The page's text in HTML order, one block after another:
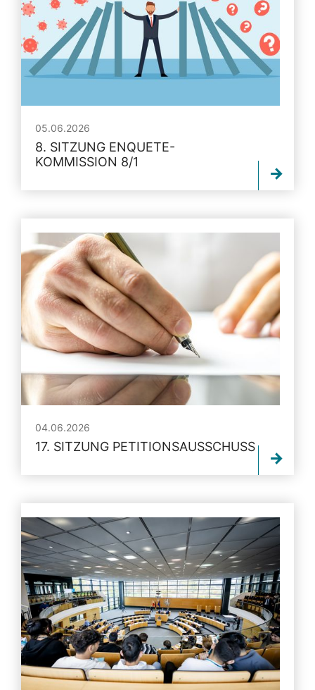
05.06.2026
8. SITZUNG ENQUETE-
KOMMISSION 8/1
04.06.2026
17. SITZUNG PETITIONSAUSSCHUSS